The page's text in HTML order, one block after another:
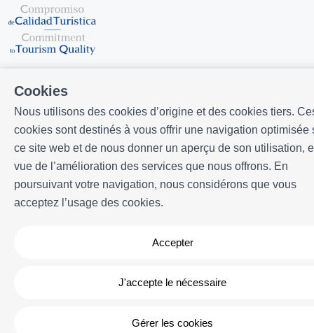
Cookies
Nous utilisons des cookies d’origine et des cookies tiers.
cookies sont destinés à vous offrir une navigation optimisée
ce site web et de nous donner un aperçu de son utilisation,
vue de l’amélioration des services que nous offrons. En
poursuivant votre navigation, nous considérons que vous
acceptez l’usage des cookies.
Accepter
J'accepte le nécessaire
Gérer les cookies
Développé par Icnea . Copyright © ELE APARTMENTS 2026- Tous
droits réservés
Avis légal | Politique de confidencialité | Politique de cookies